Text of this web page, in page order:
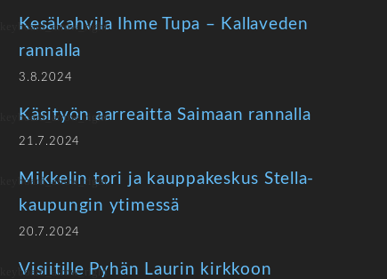
Kesäkahvila Ihme Tupa – Kallaveden
rannalla
3.8.2024
Käsityön aarreaitta Saimaan rannalla
21.7.2024
Mikkelin tori ja kauppakeskus Stella-
kaupungin ytimessä
20.7.2024
Visiitille Pyhän Laurin kirkkoon